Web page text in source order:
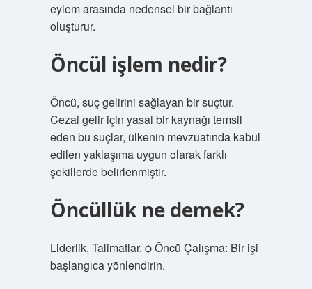
eylem arasında nedensel bir bağlantı
oluşturur.
Öncül işlem nedir?
Öncü, suç gelirini sağlayan bir suçtur.
Cezai gelir için yasal bir kaynağı temsil
eden bu suçlar, ülkenin mevzuatında kabul
edilen yaklaşıma uygun olarak farklı
şekillerde belirlenmiştir.
Öncüllük ne demek?
Liderlik, Talimatlar. ѻ Öncü Çalışma: Bir işi
başlangıca yönlendirin.